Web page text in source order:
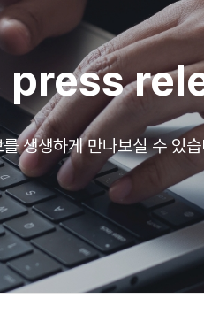
press
생생하게 만나보실 수 있